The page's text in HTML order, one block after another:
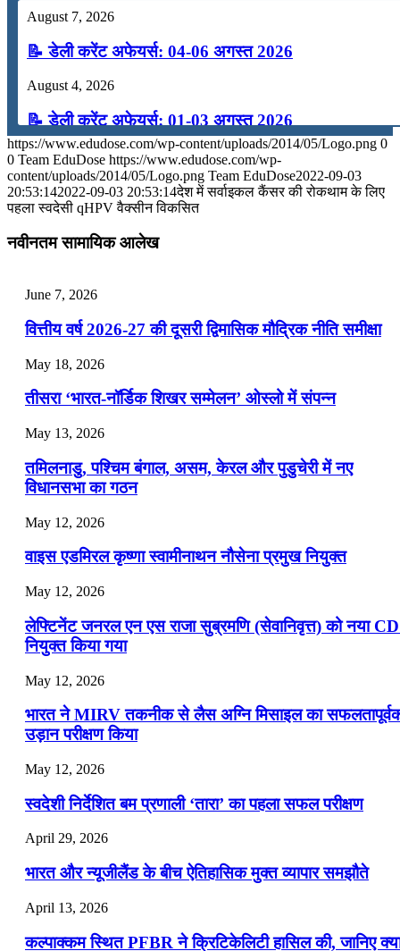
August 7, 2026
📝 डेली करेंट अफेयर्स: 04-06 अगस्त 2026
August 4, 2026
📝 डेली करेंट अफेयर्स: 01-03 अगस्त 2026
July 31, 2026
📝 डेली करेंट अफेयर्स: 28-31 जुलाई 2026
July 25, 2026
📝 डेली करेंट अफेयर्स: 22-24 जुलाई 2026
July 22, 2026
📝 डेली करेंट अफेयर्स: 19-21 जुलाई 2026
July 19, 2026
📝 डेली करेंट अफेयर्स: 16-18 जुलाई 2026
https://www.edudose.com/wp-content/uploads/2014/05/Logo.png 0
0 Team EduDose https://www.edudose.com/wp-
content/uploads/2014/05/Logo.png Team EduDose2022-09-03
20:53:142022-09-03 20:53:14देश में सर्वाइकल कैंसर की रोकथाम के लिए
पहला स्वदेसी qHPV वैक्सीन विकसित
नवीनतम सामायिक आलेख
June 7, 2026
वित्तीय वर्ष 2026-27 की दूसरी द्विमासिक मौद्रिक नीति समीक्षा
May 18, 2026
तीसरा ‘भारत-नॉर्डिक शिखर सम्मेलन’ ओस्लो में संपन्न
May 13, 2026
तमिलनाडु, पश्चिम बंगाल, असम, केरल और पुडुचेरी में नए
विधानसभा का गठन
May 12, 2026
वाइस एडमिरल कृष्णा स्वामीनाथन नौसेना प्रमुख नियुक्त
May 12, 2026
लेफ्टिनेंट जनरल एन एस राजा सुब्रमणि (सेवानिवृत्त) को नया
नियुक्त किया गया
May 12, 2026
भारत ने MIRV तकनीक से लैस अग्नि मिसाइल का
उड़ान परीक्षण किया
May 12, 2026
स्वदेशी निर्देशित बम प्रणाली ‘तारा’ का पहला सफल परीक्षण
April 29, 2026
भारत और न्यूजीलैंड के बीच ऐतिहासिक मुक्त व्यापार समझौते
April 13, 2026
कल्पाक्कम स्थित PFBR ने क्रिटिकेलिटी हासिल की, जानिए